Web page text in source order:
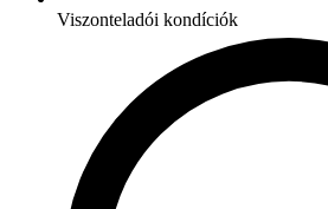
Viszonteladói kondíciók